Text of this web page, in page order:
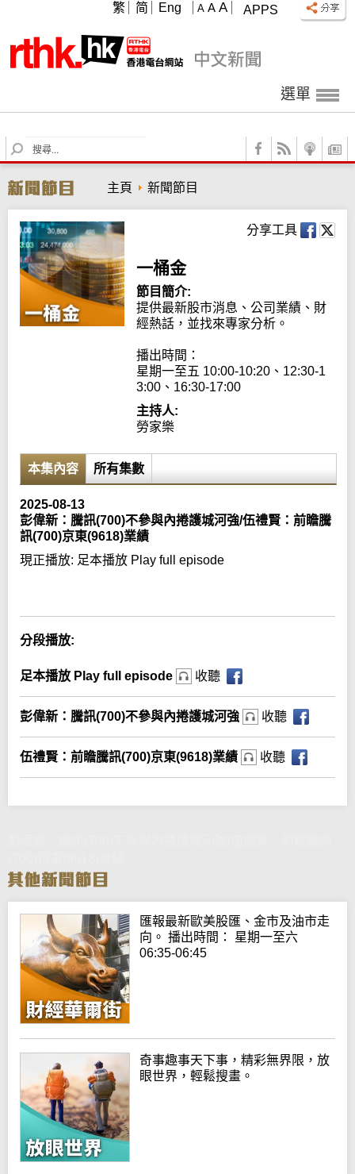
APPS
A A A
繁 简 Eng
選單
S
e
r
c
h
主頁 新聞節目
分享工具
一桶金
節目簡介:
提供最新股市消息、公司業績、財
經熱話，並找來專家分析。
播出時間：
星期一至五 10:00-10:20、12:30-1
3:00、16:30-17:00
主持人:
勞家樂
本集內容 所有集數
2025-08-13
彭偉新：騰訊(700)不參與內捲護城河強/伍禮賢：前瞻騰
訊(700)京東(9618)業績
現正播放: 足本播放 Play full episode
分段播放:
足本播放 Play full episode 收聽
彭偉新：騰訊(700)不參與內捲護城河強 收聽
伍禮賢：前瞻騰訊(700)京東(9618)業績 收聽
匯報最新歐美股匯、金市及油市走
向。 播出時間： 星期一至六
06:35-06:45
奇事趣事天下事，精彩無界限，放
眼世界，輕鬆搜畫。